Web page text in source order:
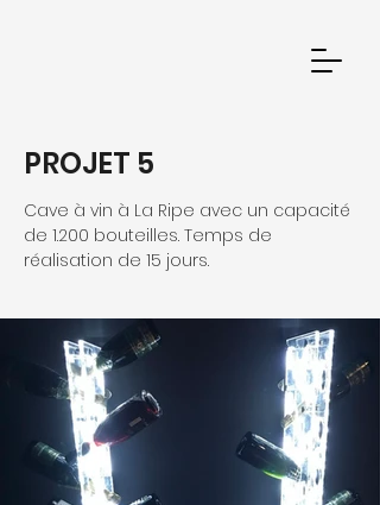
PROJET 5
Cave à vin à La Ripe avec un capacité
de 1.200 bouteilles. Temps de
réalisation de 15 jours.